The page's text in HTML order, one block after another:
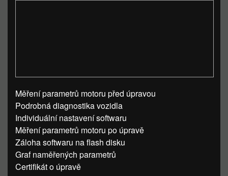
Měření parametrů motoru před úpravou
Podrobná diagnostika vozidla
Individuální nastavení softwaru
Měření parametrů motoru po úpravě
Záloha softwaru na flash disku
Graf naměřených parametrů
Certifikát o úpravě